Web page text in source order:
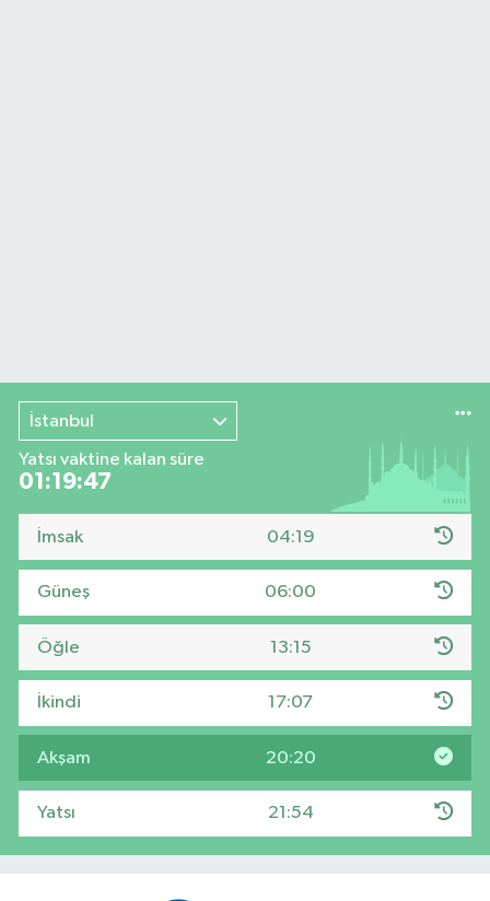
İstanbul
Yatsı vaktine kalan süre
01:19:46
İmsak 04:19
Güneş 06:00
Öğle 13:15
İkindi 17:07
Akşam 20:20
Yatsı 21:54